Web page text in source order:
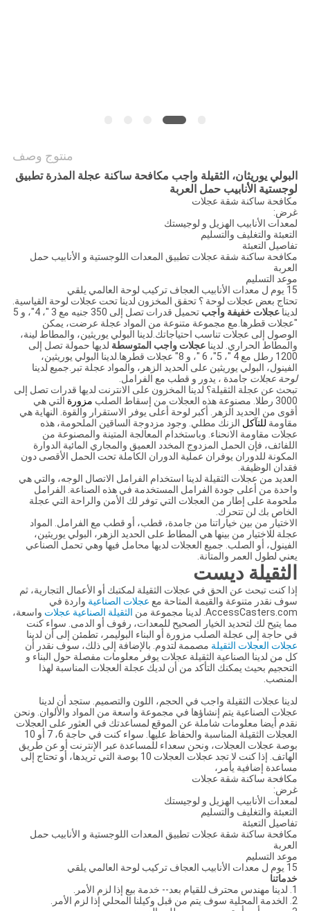
منتوج وصف
البولي يوريثان، الثقيلة واجب مكافحة ساكنة عجلة المذرة تطبيق
لوجستية الأنابيب حمل العربة
مكافحة ساكنة شقة عجلات
غرض:
لمعدات الأنابيب الهزيل و لوجيستك
التعبئة والتغليف والتسليم
تفاصيل التعبئة
مكافحة ساكنة شقة عجلات تطبيق المعدات اللوجستية و الأنابيب حمل
العربة
موعد التسليم
15 يوم ل معدات الأنابيب العجاف تركيب لوحة العالمي يلقي
تحتاج بعض عجلات لوحة ؟ تحقق المخزون لدينا تحت عجلات لوحة القياسية.
لدينا عجلات خفيفة واجب
تحميل قدرات تصل إلى 350 جنيه مع 3 "، 4"، و 5
"عجلات قطرها.مع مجموعة متنوعة من المواد عجلة عرضت، يمكن
الوصول إلى عجلات تناسب احتياجاتك.لدينا البولي يوريثين، والمطاط لينة،
والمطاط الحراري. لدينا عجلات واجب المتوسطة لديها حمولة تصل إلى
1200 رطل مع 4 "، 5"، 6 "، و 8" عجلات قطرها.لدينا البولي يوريثين،
الفينول، البولي يوريثين على الحديد الزهر، والمواد عجلة تبر.جميع لدينا
لوحة عجلات جامدة ، يدور و قطب مع الفرامل.
تبحث عن عجلة الثقيلة؟ لدينا المخزون على الانترنت لديها قدرات تصل إلى
3000 رطلا. مصنوعة هذه العجلات من إسقاط الصلب
مزورة التي هي
أقوى من الحديد الزهر. أكبر لوحة أعلى يوفر الاستقرار والقوة. النهاية هي
مقاومة للتآكل الزنك مطلي. وجود مزدوجة الساقين الملحومة، هذه
عجلات مقاومة الانحناء. وباستخدام المعالجة المتينة والمصنوعة من
اللفائف، فإن الحمل المزدوج المخدد العميق والمجاري المائية الدوارة
المكونة للدوران يوفران عملية الدوران الكاملة تحت الحمل الأقصى دون
فقدان الوظيفة.
العديد من عجلات الثقيلة لدينا استخدام الفرامل الاتصال الوجه، والتي هي
واحدة من أعلى جودة الفرامل المستخدمة في هذه الصناعة. الفرامل
ملحومة على إطار من العجلات التي توفر لك الأمن والراحة التي عجلة
الخاص بك لن تتحرك.
الاختيار من بين خياراتنا من جامدة، قطب، أو قطب مع الفرامل. المواد
عجلة للاختيار من بينها هي المطاط على الحديد الزهر، البولي يوريثين،
الفينول، أو الصلب. جميع العجلات لديها محامل فيها وهي تحمل الصناعي
يعني لطول العمر والمتانة.
الثقيلة ديست
إذا كنت تبحث عن الحق في عجلات الثقيلة لمكتبك أو الأعمال التجارية، ثم
سوف نقدر متنوعة والقيمة المتاحة مع عجلات الصناعية واردة في
AccessCasters.com. لدينا مجموعة من
الثقيلة الصناعية عجلات واسعة،
مما يتيح لك لتحديد الخيار الصحيح للمعدات، رفوف أو الدمى. سواء كنت
في حاجة إلى عجلة الصلب مزورة أو البناء البوليمر، تطمئن إلى أن لدينا
عجلات العجلات الثقيلة مصممة لتدوم. بالإضافة إلى ذلك، سوف نقدر أن
كل من لدينا الصناعية الثقيلة عجلات يوفر معلومات مفصلة حول البناء و
التحجيم بحيث يمكنك التأكد من أن لديك عجلة العجلات المناسبة لهذا
المنصب.
لدينا عجلات الثقيلة واجب في الحجم، اللون والتصميم. ستجد أن لدينا
عجلات الصناعية يتم إنشاؤها في مجموعة واسعة من المواد والألوان. ونحن
نقدم أيضا معلومات شاملة عن الموقع لمساعدتك في العثور على العجلات
العجلات الثقيلة المناسبة والحفاظ عليها. سواء كنت في حاجة 6، 7 أو 10
بوصة عجلات العجلات، ونحن سعداء للمساعدة عبر الإنترنت أو عن طريق
الهاتف. إذا كنت لا تجد عجلات العجلات 10 بوصة التي تريدها، أو تحتاج إلى
مساعدة إضافية يأمر،
مكافحة ساكنة شقة عجلات
غرض:
لمعدات الأنابيب الهزيل و لوجيستك
التعبئة والتغليف والتسليم
تفاصيل التعبئة
مكافحة ساكنة شقة عجلات تطبيق المعدات اللوجستية و الأنابيب حمل
العربة
موعد التسليم
15 يوم ل معدات الأنابيب العجاف تركيب لوحة العالمي يلقي
خدماتنا
1. لدينا مهندس محترف للقيام بعد-- خدمة بيع إذا لزم الأمر.
2. الخدمة المحلية سوف يتم من قبل وكيلنا المحلي إذا لزم الأمر.